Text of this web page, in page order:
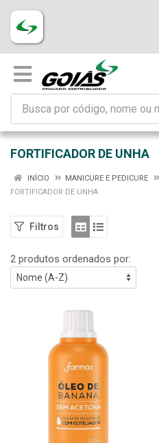
FORTIFICADOR DE UNHA
INÍCIO
MANICURE E PEDICURE
FORTIFICADOR DE UNHA
Filtros
2 produtos ordenados por: